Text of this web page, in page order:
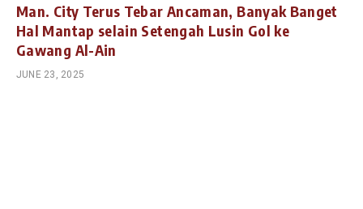
Man. City Terus Tebar Ancaman, Banyak Banget
Hal Mantap selain Setengah Lusin Gol ke
Gawang Al-Ain
JUNE 23, 2025